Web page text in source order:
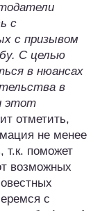
с
с призывом
С целью
в нюансах
в
этот
отметить,
не менее
т.к. поможет
возможных
с